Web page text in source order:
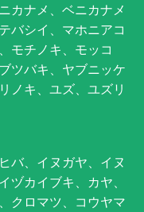
カナメ、ベニカナメ
バシイ、マホニアコ
モチノキ、モッコ
ツバキ、ヤブニッケ
ノキ、ユズ、ユズリ
バ、イヌガヤ、イヌ
ヅカイブキ、カヤ、
クロマツ、コウヤマ